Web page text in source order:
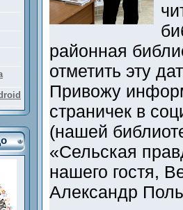
районная
отметить эту
Привожу
страничек в
(нашей
«Сельская
нашего гостя,
Александр